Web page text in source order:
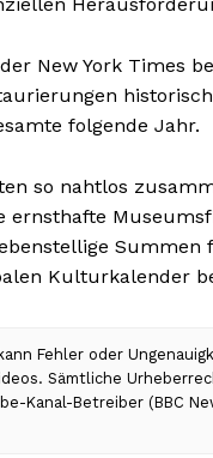
New York Times
folgende Jahr.
so nahtlos
Kulturkalender
Fehler oder
Sämtliche
Kanal-Betreiber (BBC